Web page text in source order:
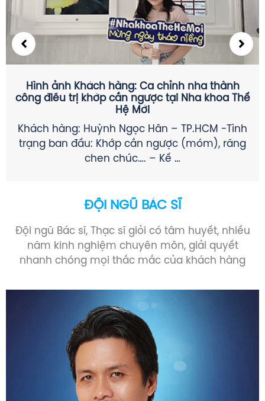
CÁC THỂ LOẠI ĐAU RĂNG KHÔN THƯỜNG GẶP &
CÁCH GIẢM ĐAU TRƯỚC KHI NHỔ
SÂU RĂNG GÂY VIÊM TỦY KHÔNG HỒI PHỤC (Ở
R8 HOẶC R7): + Đau về đêm, biến mất đột
ngột, …
ĐỘI NGŨ BÁC SĨ
năm kinh nghiệm chuyên môn, giải quyết
nhanh chóng mọi thắc mắc của khách hàng